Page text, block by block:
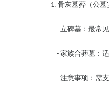
1. 骨灰墓葬（公墓
- 立碑墓：最常
- 家族合葬墓：
- 注意事项：需